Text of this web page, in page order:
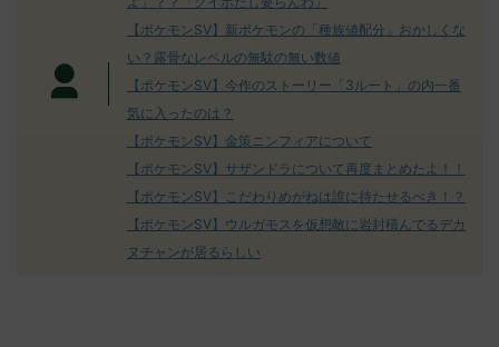
【ポケモンSV】新ポケモンの「種族値配分」おかしくな
い？露骨なレベルの無駄の無い数値
【ポケモンSV】今作のストーリー「3ルート」の内一番
気に入ったのは？
【ポケモンSV】金策ニンフィアについて
【ポケモンSV】サザンドラについて再度まとめたよ！！
【ポケモンSV】こだわりめがねは誰に持たせるべき！？
【ポケモンSV】ウルガモスを仮想敵に岩封積んでるデカ
ヌチャンが居るらしい